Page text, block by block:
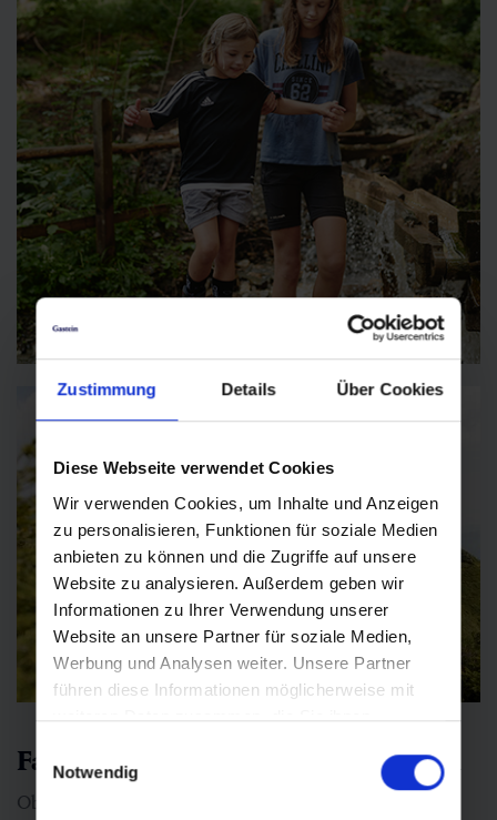
Zustimmung Details Über Cookies
Diese Webseite verwendet Cookies
Wir verwenden Cookies, um Inhalte und Anzeigen
zu personalisieren, Funktionen für soziale Medien
anbieten zu können und die Zugriffe auf unsere
Website zu analysieren. Außerdem geben wir
Informationen zu Ihrer Verwendung unserer
Website an unsere Partner für soziale Medien,
Werbung und Analysen weiter. Unsere Partner
führen diese Informationen möglicherweise mit
weiteren Daten zusammen, die Sie ihnen
Nutzung der Dienste gesammelt haben.
Notwendig
Sagenweg
🏀 🔖 🜏 🞽
Leicht
Familienfreundliche Wanderrouten
Ob am Bienenlehrpfad, am Sagenweg oder am